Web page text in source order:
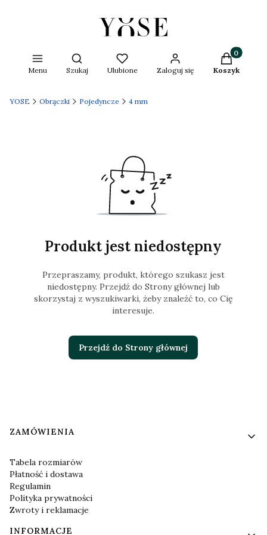
Menu
Otwórz wyszukiwarkę
Szukaj Ulubione Zaloguj się
Produkty
Koszyk
YOSE Obrączki Pojedyncze 4 mm
Produkt jest niedostępny
Przepraszamy, produkt, którego szukasz jest
niedostępny. Przejdź do Strony głównej lub
skorzystaj z wyszukiwarki, żeby znaleźć to, co Cię
interesuje.
Przejdź do Strony głównej
Linki w stopce
ZAMÓWIENIA
Tabela rozmiarów
Płatność i dostawa
Regulamin
Polityka prywatności
Zwroty i reklamacje
INFORMACJE